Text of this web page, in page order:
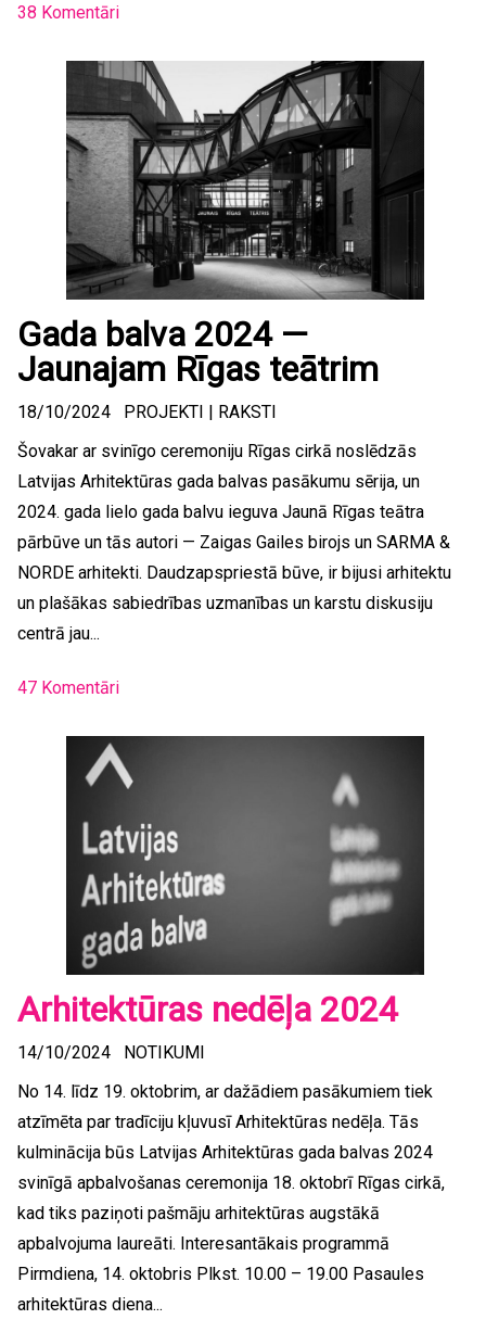
38 Komentāri
Gada balva 2024 —
Jaunajam Rīgas teātrim
18/10/2024 PROJEKTI | RAKSTI
Šovakar ar svinīgo ceremoniju Rīgas cirkā noslēdzās
Latvijas Arhitektūras gada balvas pasākumu sērija, un
2024. gada lielo gada balvu ieguva Jaunā Rīgas teātra
pārbūve un tās autori — Zaigas Gailes birojs un SARMA &
NORDE arhitekti. Daudzapspriestā būve, ir bijusi arhitektu
un plašākas sabiedrības uzmanības un karstu diskusiju
centrā jau...
47 Komentāri
Arhitektūras nedēļa 2024
14/10/2024
NOTIKUMI
No 14. līdz 19. oktobrim, ar dažādiem pasākumiem tiek
atzīmēta par tradīciju kļuvusī Arhitektūras nedēļa. Tās
kulminācija būs Latvijas Arhitektūras gada balvas 2024
svinīgā apbalvošanas ceremonija 18. oktobrī Rīgas cirkā,
kad tiks paziņoti pašmāju arhitektūras augstākā
apbalvojuma laureāti. Interesantākais programmā
Pirmdiena, 14. oktobris Plkst. 10.00 – 19.00 Pasaules
arhitektūras diena...